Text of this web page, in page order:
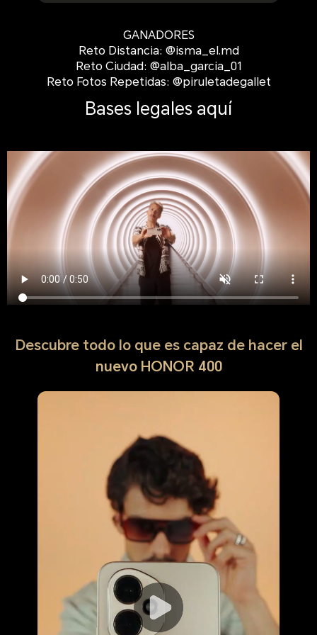
GANADORES
Reto Distancia: @isma_el.md
Reto Ciudad: @alba_garcia_01
Reto Fotos Repetidas: @piruletadegallet
Bases legales aquí
Descubre todo lo que es capaz de hacer el
nuevo HONOR 400